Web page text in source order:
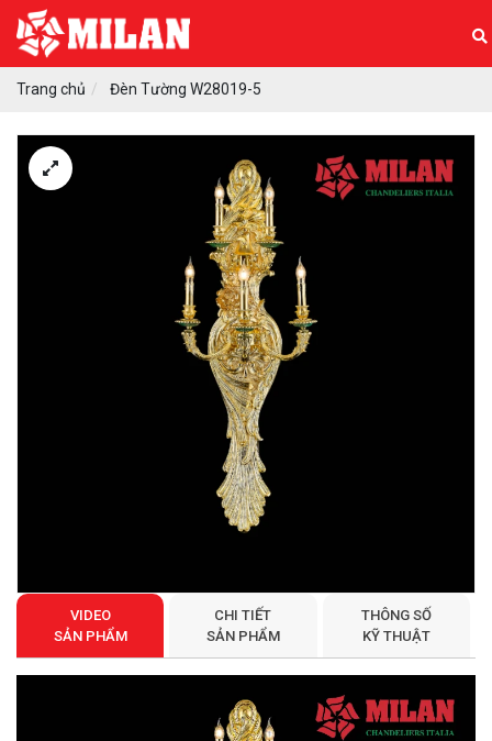
Trang chủ Đèn Tường W28019-5
VIDEO
SẢN PHẨM
CHI TIẾT
SẢN PHẨM
THÔNG SỐ
KỸ THUẬT